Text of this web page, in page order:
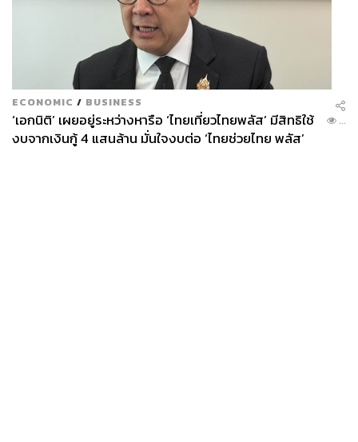
ECONOMIC / BUSINESS
‘เอกนิติ’ เผยอยู่ระหว่างหารือ ‘ไทยเที่ยวไทยพลัส’ มีสิทธิใช้
งบจากเงินกู้ 4 แสนล้าน มั่นใจงบต่อ ‘ไทยช่วยไทย พลัส’
...